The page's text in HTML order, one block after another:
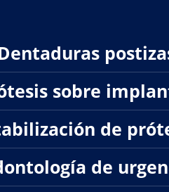
sobre
de
de